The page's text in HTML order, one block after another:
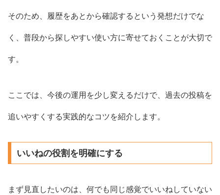
そのため、履歴をあとから確認するという発想だけでな
く、普段から探しやすい使い方に寄せておくことが大切で
す。
ここでは、今後の運用を少し変えるだけで、過去の投稿を
追いやすくする実践的なコツを紹介します。
いいねの役割を明確にする
まず見直したいのは、何でも同じ感覚でいいねしていない